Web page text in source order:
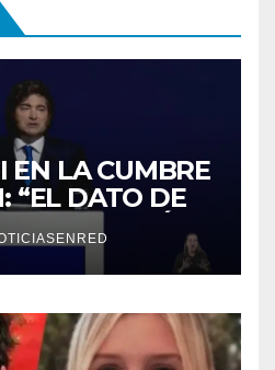
EN LA CUMBRE
“EL DATO DE
ME GUSTÓ”